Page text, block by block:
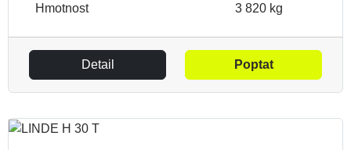
Hmotnost
3 820 kg
Detail Poptat